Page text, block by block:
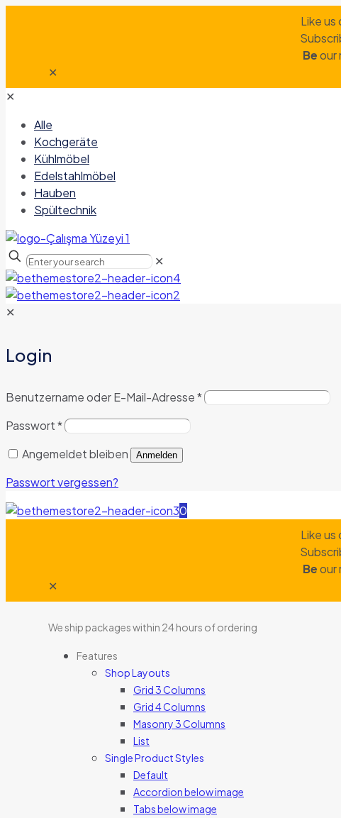
Like us
Beour
✕
✕
Alle
Kochgeräte
Kühlmöbel
Edelstahlmöbel
Hauben
Spültechnik
✕
✕
Login
Benutzername oder E-Mail-Adresse*
Passwort*
Angemeldet bleiben
Anmelden
Passwort vergessen?
0
Like us
Beour
✕
We ship packages within 24 hours of ordering
Features
Shop Layouts
Grid 3 Columns
Grid 4 Columns
Masonry 3 Columns
List
Single Product Styles
Default
Accordion below image
Tabs below image